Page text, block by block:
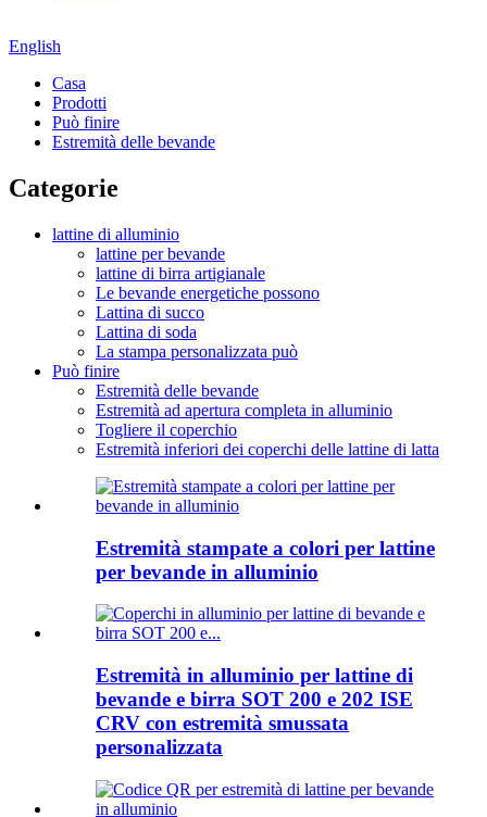
English
Casa
Prodotti
Può finire
Estremità delle bevande
Categorie
lattine di alluminio
lattine per bevande
lattine di birra artigianale
Le bevande energetiche possono
Lattina di succo
Lattina di soda
La stampa personalizzata può
Può finire
Estremità delle bevande
Estremità ad apertura completa in alluminio
Togliere il coperchio
Estremità inferiori dei coperchi delle lattine di latta
Estremità stampate a colori per lattine
per bevande in alluminio
Estremità in alluminio per lattine di
bevande e birra SOT 200 e 202 ISE
CRV con estremità smussata
personalizzata